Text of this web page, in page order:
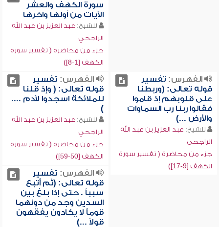
سورة الكهف والعشر
الآيات من أولها وآخرها
للشيخ: عبد العزيز بن عبد الله
الراجحي
جزء من محاضرة ( تفسير سورة
الكهف [1-8])
الفهرس: تفسير
قوله تعالى: (وربطنا
على قلوبهم إذ قاموا
فقالوا ربنا رب السماوات
والأرض ...)
للشيخ: عبد العزيز بن عبد الله
الراجحي
جزء من محاضرة ( تفسير سورة
الكهف [9-17])
الفهرس: تفسير
قوله تعالى: ( وإذ قلنا
للملائكة اسجدوا لآدم ....
)
للشيخ: عبد العزيز بن عبد الله
الراجحي
جزء من محاضرة ( تفسير سورة
الكهف [50-59])
الفهرس: تفسير
قوله تعالى: (ثم أتبع
سبباً . حتى إذا بلغ بين
السدين وجد من دونهما
قوماً لا يكادون يفقهون
قولاً ...)